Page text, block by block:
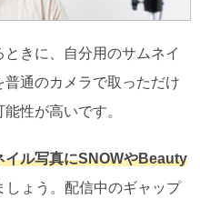
きに、自分用のサムネイ
通のカメラで取っただけ
性が高いです。
イル写真にSNOWやBeauty
しょう。配信中のギャップ